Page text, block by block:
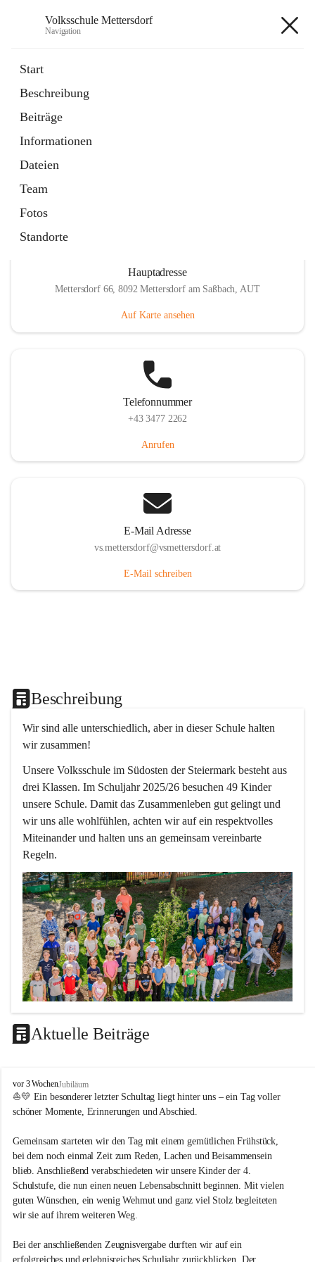
Volksschule Mettersdorf
Navigation
Start
Beschreibung
Beiträge
Informationen
Dateien
Team
Fotos
Standorte
Externe Webseite
in
Tab
Termine
Artikel
öffnet
in
neuem
Tab
Hauptadresse
Mettersdorf 66, 8092 Mettersdorf am Saßbach, AUT
Auf Karte ansehen
Telefonnummer
+43 3477 2262
Anrufen
E-Mail Adresse
vs.mettersdorf@vsmettersdorf.at
E-Mail schreiben
Beschreibung
Wir sind alle unterschiedlich, aber in dieser Schule halten
wir zusammen!
Unsere Volksschule im Südosten der Steiermark besteht aus
drei Klassen. Im Schuljahr 2025/26 besuchen 49 Kinder
unsere Schule. Damit das Zusammenleben gut gelingt und
wir uns alle wohlfühlen, achten wir auf ein respektvolles
Miteinander und halten uns an gemeinsam vereinbarte
Regeln.
Unterrichtsqualität
Es ist uns wichtig …
durch das Angebot verschiedener Unterrichtsformen
ein motiviertes Lernklima zu schaffen.
Grundtechniken zu vermitteln und zu üben.
die Selbsttätigkeit der SchülerInnen zu fördern.
dass die SchülerInnen ihre Stärken erkennen und ihre
durch ein Angebot verschiedener Lern-, Spiel- und
Erholungsbereiche die individuellen Bedürfnisse und
Aktuelle Beiträge
V
o
l
s
s
c
h
u
l
e
t
vor 3 WochenJubiläum
⛵💛 Ein besonderer letzter Schultag liegt hinter uns – ein Tag voller
schöner Momente, Erinnerungen und Abschied.
Gemeinsam starteten wir den Tag mit einem gemütlichen Frühstück,
bei dem noch einmal Zeit zum Reden, Lachen und Beisammensein
blieb. Anschließend verabschiedeten wir unsere Kinder der 4.
Schulstufe, die nun einen neuen Lebensabschnitt beginnen. Mit vielen
guten Wünschen, ein wenig Wehmut und ganz viel Stolz begleiteten
wir sie auf ihrem weiteren Weg.
Bei der anschließenden Zeugnisvergabe durften wir auf ein
erfolgreiches und erlebnisreiches Schuljahr zurückblicken. Der